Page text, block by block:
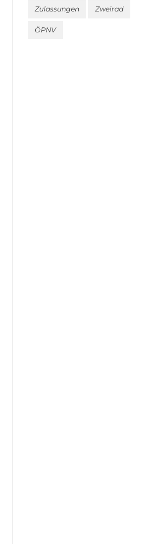
Zulassungen Zweirad
ÖPNV